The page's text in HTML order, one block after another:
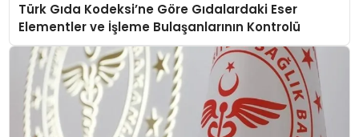
Türk Gıda Kodeksi’ne Göre Gıdalardaki Eser
Elementler ve İşleme Bulaşanlarının Kontrolü